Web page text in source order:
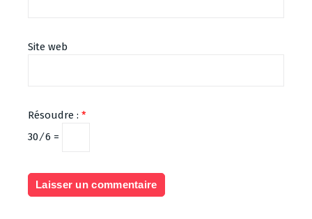
Site web
Résoudre : *
30 ⁄ 6 =